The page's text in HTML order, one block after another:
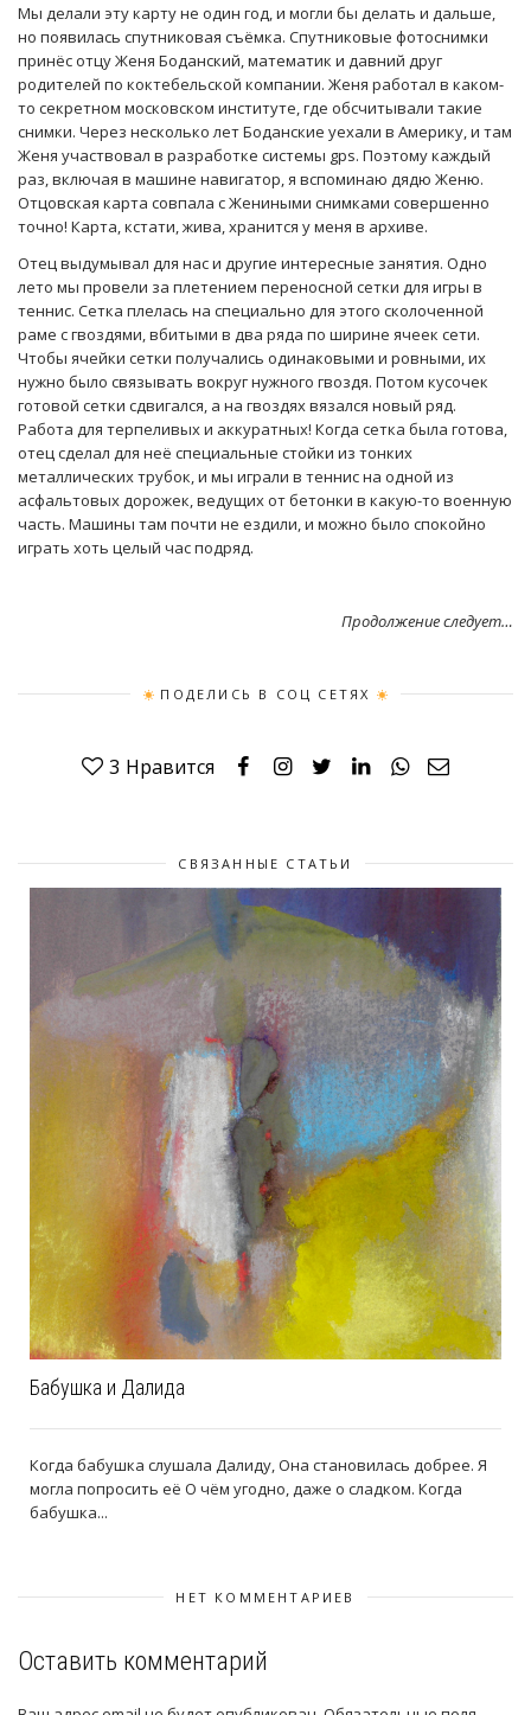
Мы делали эту карту не один год, и могли бы делать и дальше,
но появилась спутниковая съёмка. Спутниковые фотоснимки
принёс отцу Женя Боданский, математик и давний друг
родителей по коктебельской компании. Женя работал в каком-
то секретном московском институте, где обсчитывали такие
снимки. Через несколько лет Боданские уехали в Америку, и там
Женя участвовал в разработке системы gps. Поэтому каждый
раз, включая в машине навигатор, я вспоминаю дядю Женю.
Отцовская карта совпала с Жениными снимками совершенно
точно! Карта, кстати, жива, хранится у меня в архиве.
Отец выдумывал для нас и другие интересные занятия. Одно
лето мы провели за плетением переносной сетки для игры в
теннис. Сетка плелась на специально для этого сколоченной
раме с гвоздями, вбитыми в два ряда по ширине ячеек сети.
Чтобы ячейки сетки получались одинаковыми и ровными, их
нужно было связывать вокруг нужного гвоздя. Потом кусочек
готовой сетки сдвигался, а на гвоздях вязался новый ряд.
Работа для терпеливых и аккуратных! Когда сетка была готова,
отец сделал для неё специальные стойки из тонких
металлических трубок, и мы играли в теннис на одной из
асфальтовых дорожек, ведущих от бетонки в какую-то военную
часть. Машины там почти не ездили, и можно было спокойно
играть хоть целый час подряд.
Продолжение следует…
ПОДЕЛИСЬ В СОЦ СЕТЯХ
3 Нравится
СВЯЗАННЫЕ СТАТЬИ
Бабушка и Далида
Когда бабушка слушала Далиду, Она становилась добрее. Я
могла попросить её О чём угодно, даже о сладком. Когда
бабушка...
НЕТ КОММЕНТАРИЕВ
Оставить комментарий